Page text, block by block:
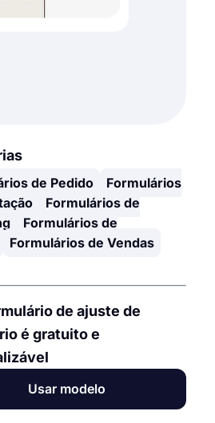
de Pedido
Formulários
Formulários de
Formulários de
Formulários de Vendas
de ajuste de
é gratuito e
Usar modelo